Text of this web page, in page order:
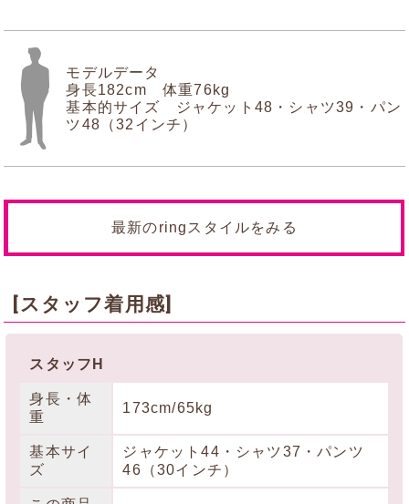
モデルデータ
身長182cm 体重76kg
基本的サイズ ジャケット48・シャツ39・パン
ツ48（32インチ）
最新のringスタイルをみる
[スタッフ着用感]
スタッフH
身長・体
重
173cm/65kg
基本サイ
ズ
ジャケット44・シャツ37・パンツ
46（30インチ）